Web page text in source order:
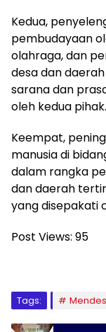
Kedua,
pembudayaan
olahraga, dan
desa dan
sarana dan
oleh kedua pihak.
Keempat,
manusia di
dalam rangka
dan daerah
yang disepakati
Post Views: 95
Tags: